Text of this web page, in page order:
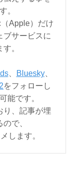
。
Apple）だけ
ブサービスに
。
、 Bluesky、
をフォローし
能です。
り、記事が埋
で、
します。